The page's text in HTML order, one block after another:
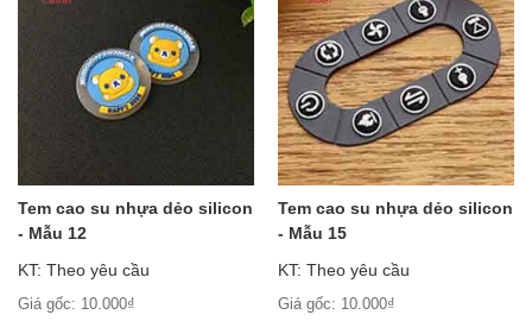
Tem cao su nhựa dẻo silicon
- Mẫu 12
KT: Theo yêu cầu
Giá gốc: 10.000₫
Tem cao su nhựa dẻo silicon
- Mẫu 15
KT: Theo yêu cầu
Giá gốc: 10.000₫